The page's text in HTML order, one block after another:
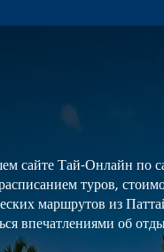
сайте Тай-Онлайн по
туров,
маршрутов из
впечатлениями об